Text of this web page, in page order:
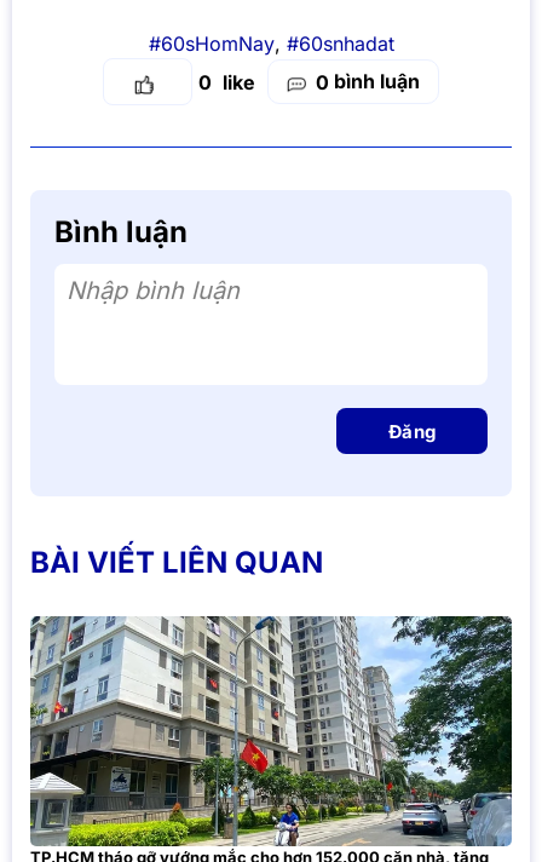
#60sHomNay, #60snhadat
0
0 bình luận
Bình luận
Nhập bình luận
Đăng
BÀI VIẾT LIÊN QUAN
TP.HCM tháo gỡ vướng mắc cho hơn 152.000 căn nhà, tăng